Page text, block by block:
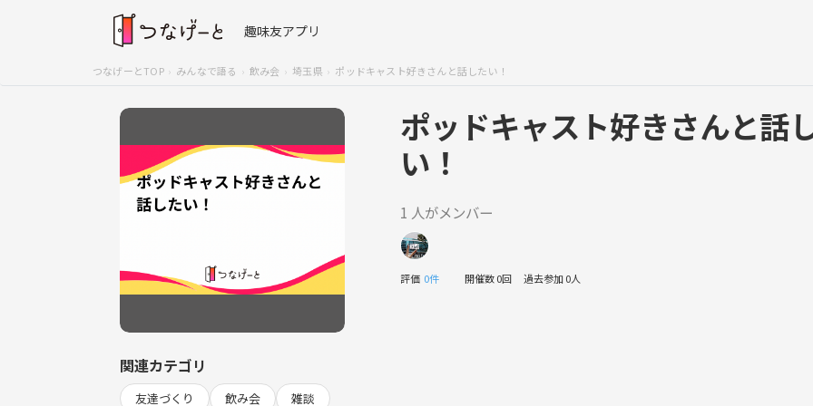
趣味友アプリ
つなげーとTOP みんなで語る 飲み会 埼玉県 ポッドキャスト好きさんと話したい！
ポッドキャスト好きさんと話
い！
1 人がメンバー
評価 0件 開催数 0回 過去参加 0人
関連カテゴリ
友達づくり 飲み会 雑談